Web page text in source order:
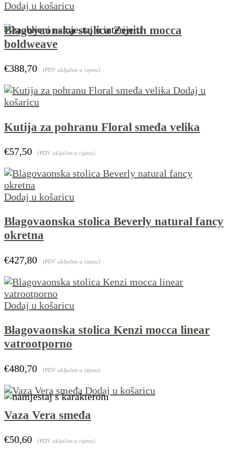
Dodaj u košaricu
Blagovaonska stolica Zenith mocca
boldweave
€388,70 (PDV uključen u cijenu)
Dodaj u
košaricu
Kutija za pohranu Floral smeđa velika
€57,50 (PDV uključen u cijenu)
Dodaj u košaricu
Blagovaonska stolica Beverly natural fancy
okretna
€427,80 (PDV uključen u cijenu)
Dodaj u košaricu
Blagovaonska stolica Kenzi mocca linear
vatrootporno
€480,70 (PDV uključen u cijenu)
Dodaj u košaricu
Vaza Vera smeđa
€50,60 (PDV uključen u cijenu)